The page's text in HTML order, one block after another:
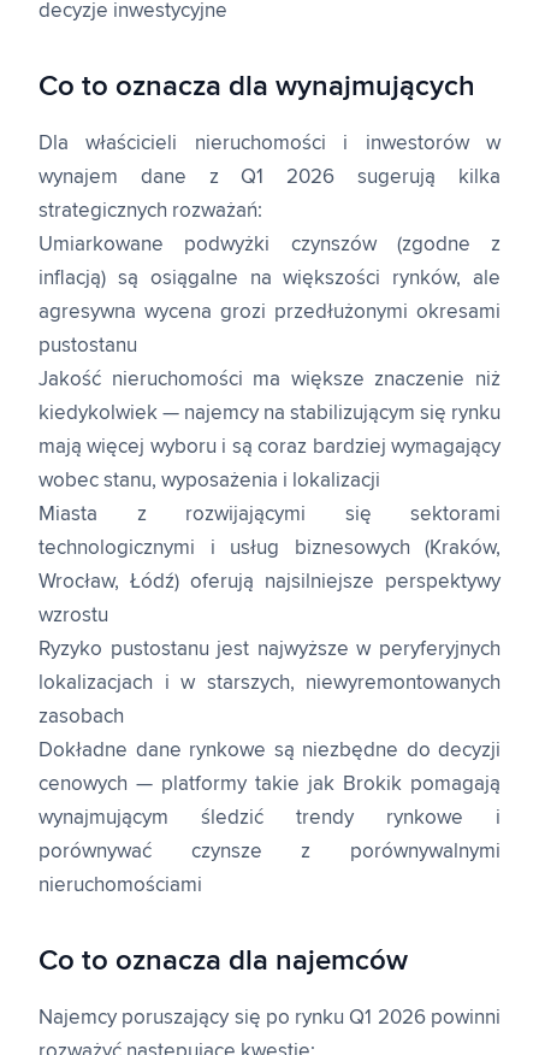
decyzje inwestycyjne
Co to oznacza dla wynajmujących
Dla właścicieli nieruchomości i inwestorów w
wynajem dane z Q1 2026 sugerują kilka
strategicznych rozważań:
Umiarkowane podwyżki czynszów (zgodne z
inflacją) są osiągalne na większości rynków, ale
agresywna wycena grozi przedłużonymi okresami
pustostanu
Jakość nieruchomości ma większe znaczenie niż
kiedykolwiek — najemcy na stabilizującym się rynku
mają więcej wyboru i są coraz bardziej wymagający
wobec stanu, wyposażenia i lokalizacji
Miasta z rozwijającymi się sektorami
technologicznymi i usług biznesowych (Kraków,
Wrocław, Łódź) oferują najsilniejsze perspektywy
wzrostu
Ryzyko pustostanu jest najwyższe w peryferyjnych
lokalizacjach i w starszych, niewyremontowanych
zasobach
Dokładne dane rynkowe są niezbędne do decyzji
cenowych — platformy takie jak Brokik pomagają
wynajmującym śledzić trendy rynkowe i
porównywać czynsze z porównywalnymi
nieruchomościami
Co to oznacza dla najemców
Najemcy poruszający się po rynku Q1 2026 powinni